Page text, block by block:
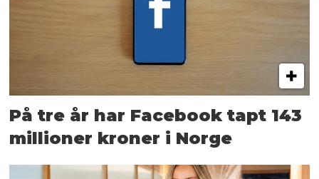
På tre år har Facebook tapt 143
millioner kroner i Norge